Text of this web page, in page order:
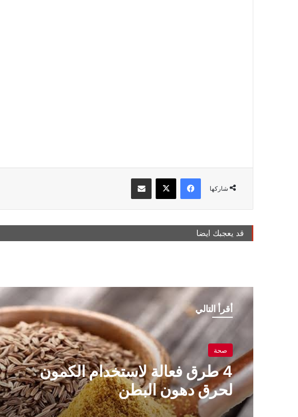
شاركها
فيسبوك ‫X مشاركة عبر البريد
قد يعجبك ايضا
أقرأ التالي
صحة
4 طرق فعالة لاستخدام الكمون
لحرق دهون البطن
ريجيم